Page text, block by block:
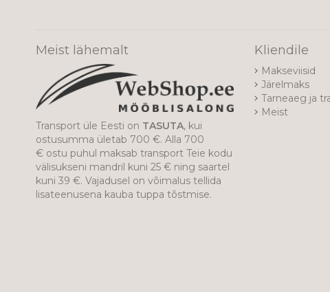
Meist lähemalt
Transport üle Eesti on TASUTA, kui
ostusumma ületab 700 €. Alla 700
€ ostu puhul maksab transport Teie kodu
välisukseni mandril kuni 25 € ning saartel
kuni 39 €. Vajadusel on võimalus tellida
lisateenusena kauba tuppa tõstmise.
Kliendile
Makseviisid
Järelmaks
Tarneaeg ja
Meist